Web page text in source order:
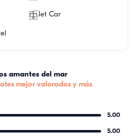
Jet Car
amantes del mar
mejor valorados y más
5.00
5.00